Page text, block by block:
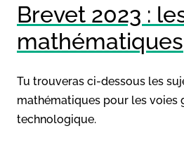
Brevet 2023 :
mathématiques
Tu trouveras ci-dessous les
mathématiques pour les voies
technologique.